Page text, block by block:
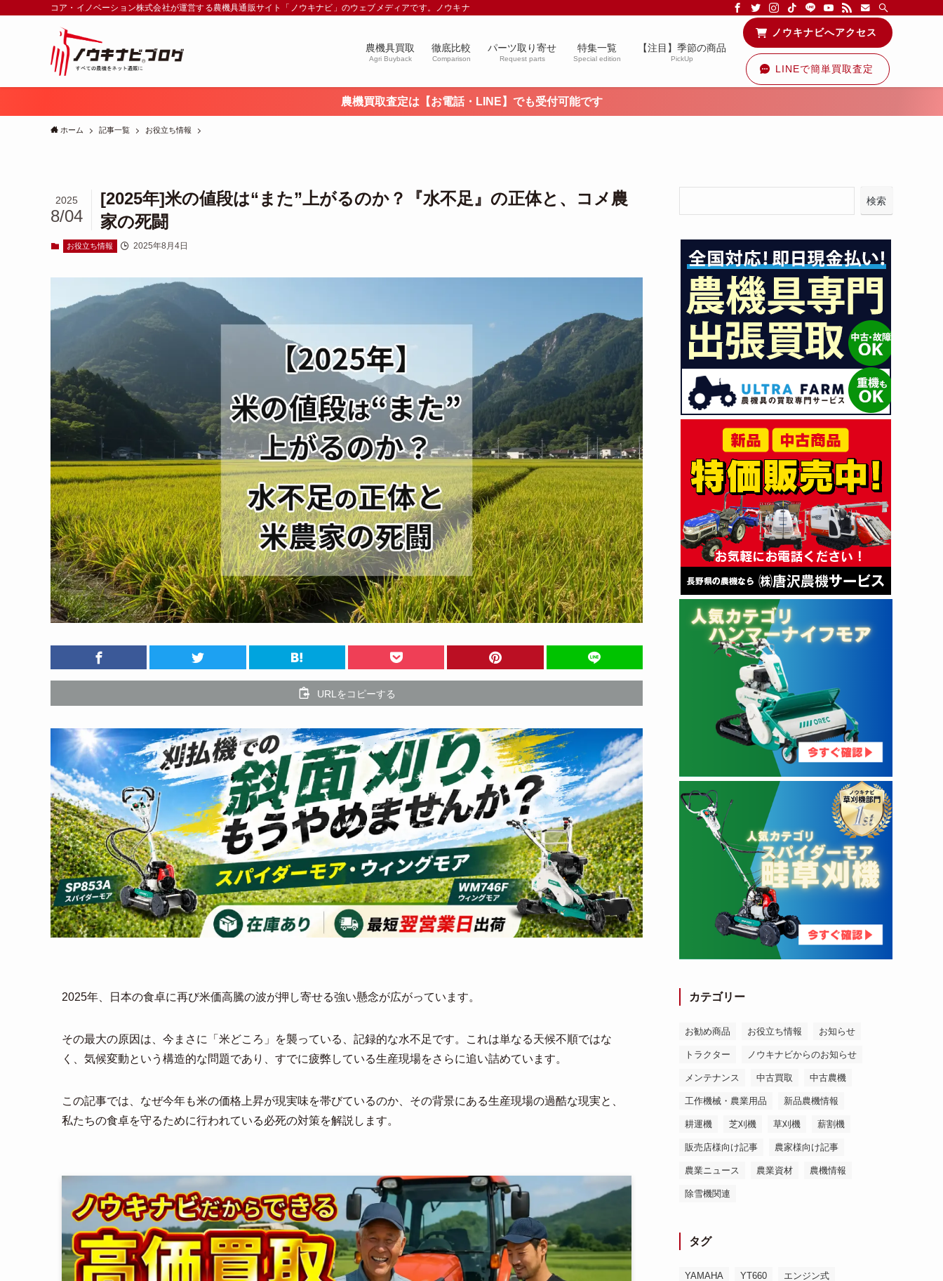
コア・イノベーション株式会社が運営する農機具通販サイト「ノウキナビ」のウェブメディアです。ノウキナビブログを通じて農業や農業機械に関する情報を配信中です！
農機具買取
Agri Buyback
徹底比較
Comparison
パーツ取り寄せ
Request parts
特集一覧
Special edition
【注目】季節の商品
PickUp
ノウキナビへアクセス
LINEで簡単買取査定
農機買取査定は【お電話・LINE】でも受付可能です
ホーム 記事一覧 お役立ち情報
[2025年]米の値段は“また”上がるのか？『水不足』の正体と、コメ農
家の死闘
2025
8/04
お役立ち情報 2025年8月4日
URLをコピーする
2025年、日本の食卓に再び米価高騰の波が押し寄せる強い懸念が広がっています。
その最大の原因は、今まさに「米どころ」を襲っている、記録的な水不足です。これは単なる天候不順ではな
く、気候変動という構造的な問題であり、すでに疲弊している生産現場をさらに追い詰めています。
この記事では、なぜ今年も米の価格上昇が現実味を帯びているのか、その背景にある生産現場の過酷な現実と、
私たちの食卓を守るために行われている必死の対策を解説します。
検索
カテゴリー
お勧め商品 お役立ち情報 お知らせ
トラクター ノウキナビからのお知らせ
メンテナンス 中古買取 中古農機
工作機械・農業用品 新品農機情報
耕運機 芝刈機 草刈機 薪割機
販売店様向け記事 農家様向け記事
農業ニュース 農業資材 農機情報
除雪機関連
タグ
YAMAHA YT660 エンジン式